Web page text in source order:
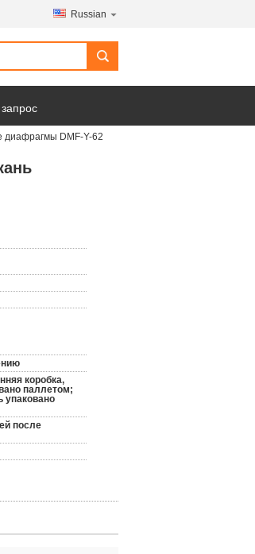
Russian
диафрагмы DMF-Y-62
коробка,
паллетом;
упаковано
после